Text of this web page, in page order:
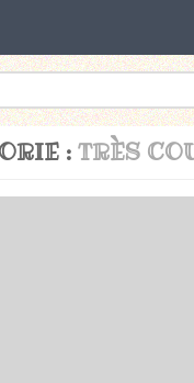
Rechercher :
: TRÈS